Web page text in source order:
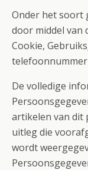
Onder het soort
door middel van
Cookie,
De volledige
artikelen van dit
uitleg die
wordt